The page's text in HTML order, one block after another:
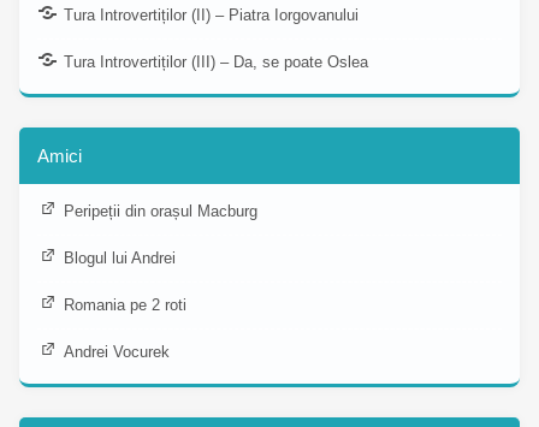
Tura Introvertiților (II) – Piatra Iorgovanului
Tura Introvertiților (III) – Da, se poate Oslea
Amici
Peripeții din orașul Macburg
Blogul lui Andrei
Romania pe 2 roti
Andrei Vocurek